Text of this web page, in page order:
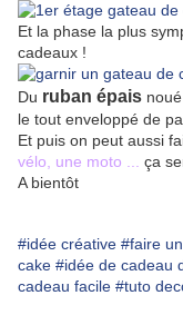
Et la phase la plus
cadeaux !
Du ruban épais
le tout enveloppé de
Et puis on peut aussi
vélo, une moto ...
ça
A bientôt
#idée créative #faire
cake #idée de cadeau
cadeau facile #tuto